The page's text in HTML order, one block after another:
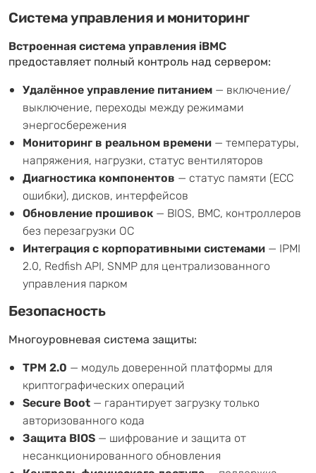
Система управления и мониторинг
Встроенная система управления iBMC
предоставляет полный контроль над сервером:
Удалённое управление питанием — включение/
выключение, переходы между режимами
энергосбережения
Мониторинг в реальном времени — температуры,
напряжения, нагрузки, статус вентиляторов
Диагностика компонентов — статус памяти (ECC
ошибки), дисков, интерфейсов
Обновление прошивок — BIOS, BMC, контроллеров
без перезагрузки ОС
Интеграция с корпоративными системами — IPMI
2.0, Redfish API, SNMP для централизованного
управления парком
Безопасность
Многоуровневая система защиты:
TPM 2.0 — модуль доверенной платформы для
криптографических операций
Secure Boot — гарантирует загрузку только
авторизованного кода
Защита BIOS — шифрование и защита от
несанкционированного обновления